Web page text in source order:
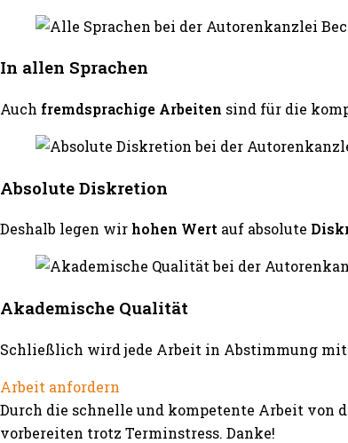
In allen Sprachen
Auch fremdsprachige Arbeiten sind für die
Absolute Diskretion
Deshalb legen wirhohen Wert auf absolute
Akademische Qualität
Schließlich wird jede Arbeit in Abstimmung
Arbeit anfordern
Durch die schnelle und kompetente Arbeit von
vorbereiten trotz Terminstress. Danke!